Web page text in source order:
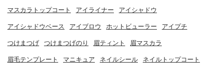
マスカラトップコート アイライナー アイシャドウ
アイシャドウベース アイブロウ ホットビューラー アイプチ
つけまつげ つけまつげのり 眉ティント 眉マスカラ
眉毛テンプレート マニキュア ネイルシール ネイルトップコート